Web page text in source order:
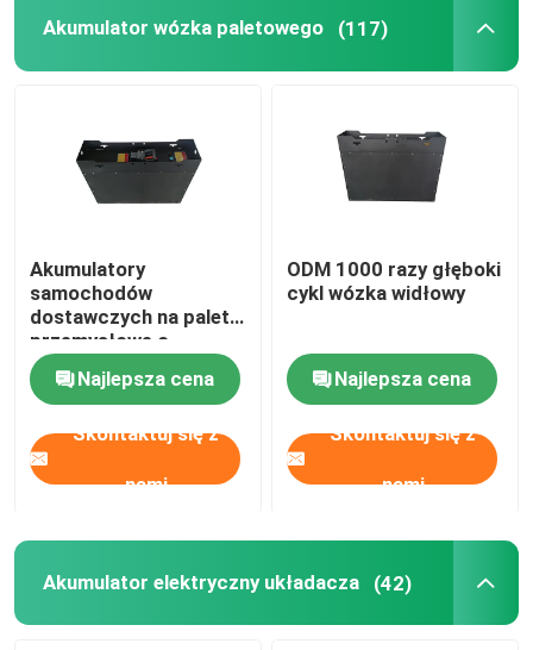
Akumulator wózka paletowego (117)
Akumulatory
samochodów
dostawczych na palety
przemysłowe o
pojemności 190Ah
Akumulatory
samochodów
dostawczych na palety
elektryczne 50kg
Najlepsza cena
Skontaktuj się z
nami
ODM 1000 razy głęboki
cykl wózka widłowy
Najlepsza cena
Skontaktuj się z
nami
Akumulator elektryczny układacza (42)